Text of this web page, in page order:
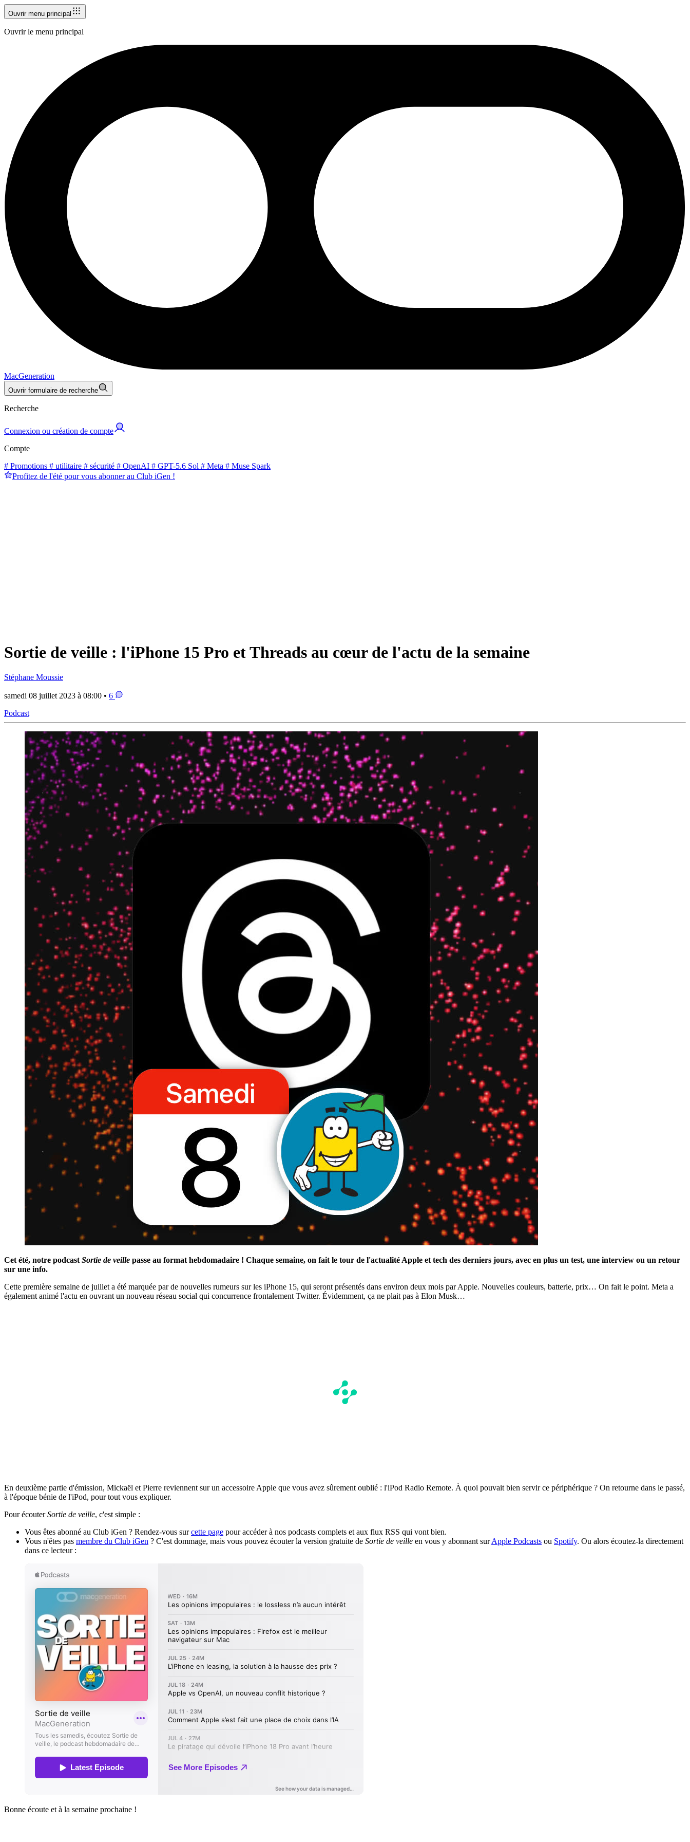
Ouvrir menu principal
Ouvrir le menu principal
MacGeneration
Ouvrir formulaire de recherche
Recherche
Connexion ou création de compte
Compte
# Promotions # utilitaire # sécurité # OpenAI # GPT-5.6 Sol # Meta # Muse Spark
Profitez de l'été pour vous abonner au Club iGen !
Sortie de veille : l'iPhone 15 Pro et Threads au cœur de l'actu de la semaine
Stéphane Moussie
samedi 08 juillet 2023 à 08:00 • 6
Podcast
Cet été, notre podcast Sortie de veille passe au format hebdomadaire ! Chaque semaine, on fait le tour de l'actualité Apple et tech des derniers jours, avec en plus un test, une interview ou un retour
sur une info.
Cette première semaine de juillet a été marquée par de nouvelles rumeurs sur les iPhone 15, qui seront présentés dans environ deux mois par Apple. Nouvelles couleurs, batterie, prix… On fait le point. Meta a
également animé l'actu en ouvrant un nouveau réseau social qui concurrence frontalement Twitter. Évidemment, ça ne plait pas à Elon Musk…
En deuxième partie d'émission, Mickaël et Pierre reviennent sur un accessoire Apple que vous avez sûrement oublié : l'iPod Radio Remote. À quoi pouvait bien servir ce périphérique ? On retourne dans le passé,
à l'époque bénie de l'iPod, pour tout vous expliquer.
Pour écouterSortie de veille, c'est simple :
Vous êtes abonné au Club iGen ? Rendez-vous surcette page pour accéder à nos podcasts complets et aux flux RSS qui vont bien.
Vous n'êtes pas membre du Club iGen ? C'est dommage, mais vous pouvez écouter la version gratuite de Sortie de veille en vous y abonnant surApple Podcasts ou Spotify. Ou alors écoutez-la directement
dans ce lecteur :
Bonne écoute et à la semaine prochaine !